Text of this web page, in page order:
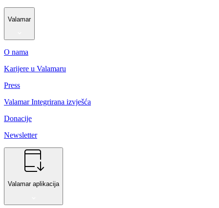
Valamar
O nama
Karijere u Valamaru
Press
Valamar Integrirana izvješća
Donacije
Newsletter
Valamar aplikacija